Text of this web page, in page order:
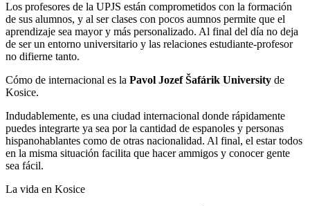
Los profesores de la UPJS están comprometidos con la formación
de sus alumnos, y al ser clases con pocos aumnos permite que el
aprendizaje sea mayor y más personalizado. Al final del día no deja
de ser un entorno universitario y las relaciones estudiante-profesor
no difierne tanto.
Cómo de internacional es la Pavol Jozef Šafárik University de
Kosice.
Indudablemente, es una ciudad internacional donde rápidamente
puedes integrarte ya sea por la cantidad de espanoles y personas
hispanohablantes como de otras nacionalidad. Al final, el estar todos
en la misma situación facilita que hacer ammigos y conocer gente
sea fácil.
La vida en Kosice